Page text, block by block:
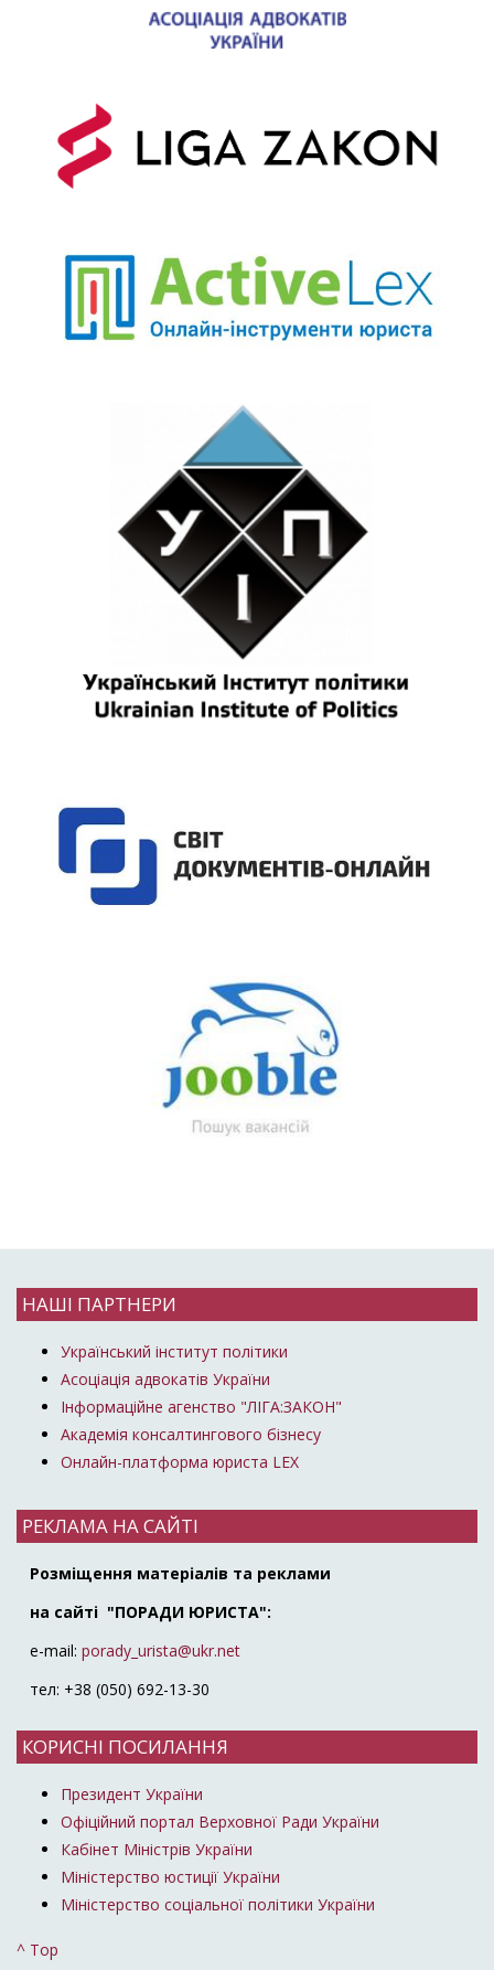
НАШІ ПАРТНЕРИ
Український інститут політики
Асоціація адвокатів України
Інформаційне агенство "ЛІГА:ЗАКОН"
Академія консалтингового бізнесу
Онлайн-платформа юриста LEX
РЕКЛАМА НА САЙТІ
Розміщення матеріалів та реклами
на сайті "ПОРАДИ ЮРИСТА":
e-mail: porady_urista@ukr.net
тел: +38 (050) 692-13-30
КОРИСНІ ПОСИЛАННЯ
Президент України
Офіційний портал Верховної Ради України
Кабінет Міністрів України
Міністерство юстиції України
Міністерство соціальної політики України
^ Top